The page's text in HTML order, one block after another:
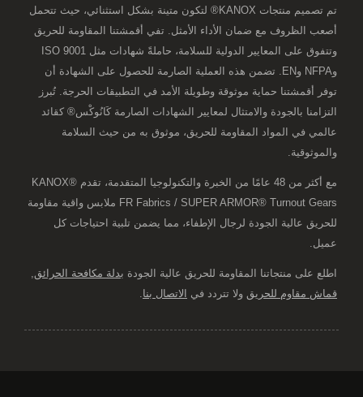
تم تصميم منتجات KANOX® لتكون متينة بشكل استثنائي، حيث تتحمل
أصعب الظروف مع ضمان الأداء الأمثل. تفي أقمشتنا المقاومة للحريق
وتتفوق على المعايير الدولية للسلامة، حاملةً شهادات مثل ISO 9001
وNFPA وEN. تضمن هذه العملية الصارمة للحصول على الشهادة أن
توفر أقمشتنا حماية موثوقة وطويلة الأمد في التطبيقات الحرجة. تُبرز
التزامنا بالجودة والامتثال لمعايير الشهادات الصارمة كَانُوكْس® كقائد
عالمي في المواد المقاومة للحريق، موثوق به من حيث السلامة
والموثوقية.
مع أكثر من 48 عامًا من الخبرة والتكنولوجيا المتقدمة، تقدم KANOX®
FR Fabrics / SUPER ARMOR® Turnout Gears ملابس واقية مقاومة
للحريق عالية الجودة لرجال الإطفاء، مما يضمن تلبية احتياجات كل
عميل.
اطلع على منتجاتنا المقاومة للحريق عالية الجودة بدلة مكافحة الحرائق
قماش مقاوم للحريق ولا تتردد في الاتصال بنا